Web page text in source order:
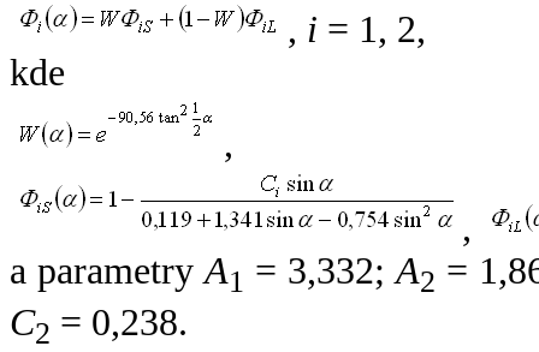
, i = 1, 2,
kde
,
,
a parametryA1 = 3,332;A2 =
C2 = 0,238.